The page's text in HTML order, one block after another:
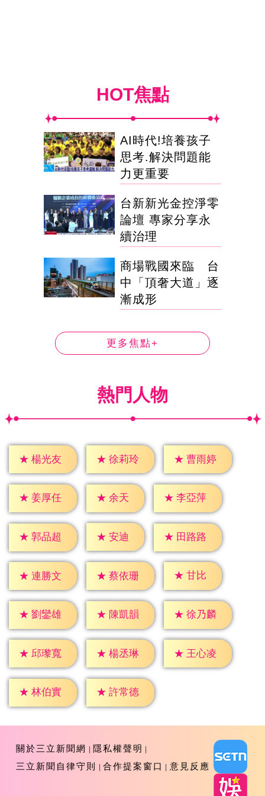
HOT焦點
AI時代!培養孩子
思考.解決問題能
力更重要
台新新光金控淨零
論壇 專家分享永
續治理
商場戰國來臨 台
中「頂奢大道」逐
漸成形
更多焦點+
熱門人物
★ 楊光友 ★ 徐莉玲 ★ 曹雨婷
★ 姜厚任 ★ 余天 ★ 李亞萍
★ 郭品超 ★ 安迪 ★ 田路路
★ 連勝文 ★ 蔡依珊 ★ 甘比
★ 劉鑾雄 ★ 陳凱韻 ★ 徐乃麟
★ 邱瓈寬 ★ 楊丞琳 ★ 王心凌
★ 林伯實 ★ 許常德
關於三立新聞網
隱私權聲明
三立新聞自律守則
合作提案窗口 意見反應